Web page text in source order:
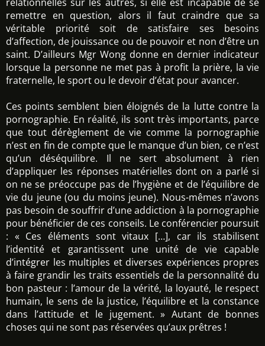
remettre en question, alors il faut craindre que sa
véritable priorité soit de satisfaire ses besoins
d’affection, de jouissance ou de pouvoir et non d’être un
saint. D’ailleurs Mgr Wong donne en dernier indicateur
lorsque la personne ne met pas à profit la prière, la vie
fraternelle, le sport ou le devoir d’état pour avancer.
Ces points semblent bien éloignés de la lutte contre la
pornographie. En réalité, ils sont très importants, parce
que tout dérèglement de vie comme la pornographie
n’est en fin de compte que le manque d’un bien, ce n’est
qu’un déséquilibre. Il ne sert absolument à rien
d’appliquer les réponses matérielles dont on a parlé si
on ne se préoccupe pas de l’hygiène et de l’équilibre de
vie du jeune (ou du moins jeune). Nous-mêmes n’avons
pas besoin de souffrir d’une addiction à la pornographie
pour bénéficier de ces conseils. Le conférencier poursuit
: « Ces éléments sont vitaux […], car ils stabilisent
l’identité et garantissent une unité de vie capable
d’intégrer les multiples et diverses expériences propres
à faire grandir les traits essentiels de la personnalité du
bon pasteur : l’amour de la vérité, la loyauté, le respect
humain, le sens de la justice, l’équilibre et la constance
dans l’attitude et le jugement. » Autant de bonnes
choses qui ne sont pas réservées qu’aux prêtres !